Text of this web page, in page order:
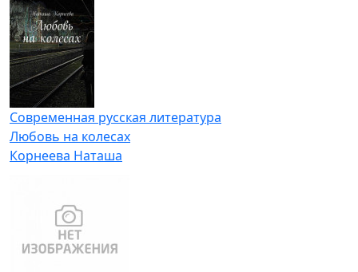
Современная русская литература
Любовь на колесах
Корнеева Наташа